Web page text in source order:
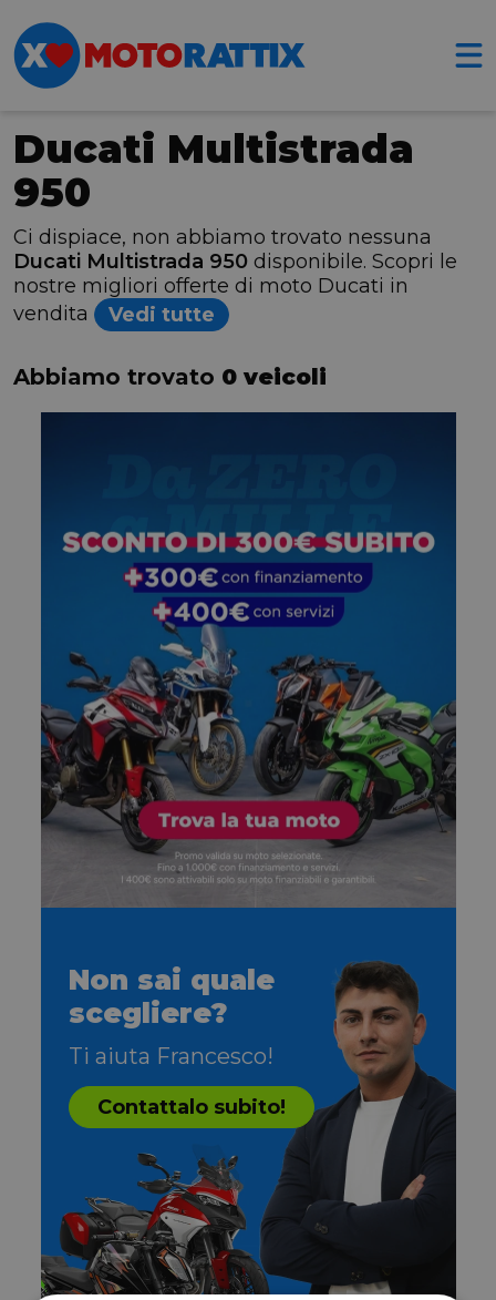
Ducati Multistrada
950
Ci dispiace, non abbiamo trovato nessuna
Ducati Multistrada 950 disponibile. Scopri le
nostre migliori offerte di moto Ducati in
vendita
Vedi tutte
Abbiamo trovato 0 veicoli
Non sai quale
scegliere?
Ti aiuta Francesco!
Contattalo subito!